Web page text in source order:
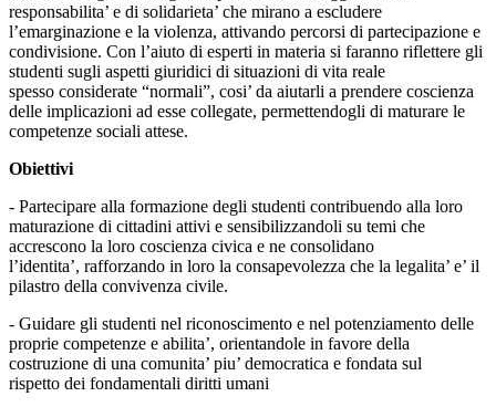
responsabilita’ e di solidarieta’ che mirano a escludere
l’emarginazione e la violenza, attivando percorsi di partecipazione e
condivisione. Con l’aiuto di esperti in materia si faranno riflettere gli
studenti sugli aspetti giuridici di situazioni di vita reale
spesso considerate “normali”, cosi’ da aiutarli a prendere coscienza
delle implicazioni ad esse collegate, permettendogli di maturare le
competenze sociali attese.
Obiettivi
- Partecipare alla formazione degli studenti contribuendo alla loro
maturazione di cittadini attivi e sensibilizzandoli su temi che
accrescono la loro coscienza civica e ne consolidano
l’identita’, rafforzando in loro la consapevolezza che la legalita’ e’ il
pilastro della convivenza civile.
- Guidare gli studenti nel riconoscimento e nel potenziamento delle
proprie competenze e abilita’, orientandole in favore della
costruzione di una comunita’ piu’ democratica e fondata sul
rispetto dei fondamentali diritti umani